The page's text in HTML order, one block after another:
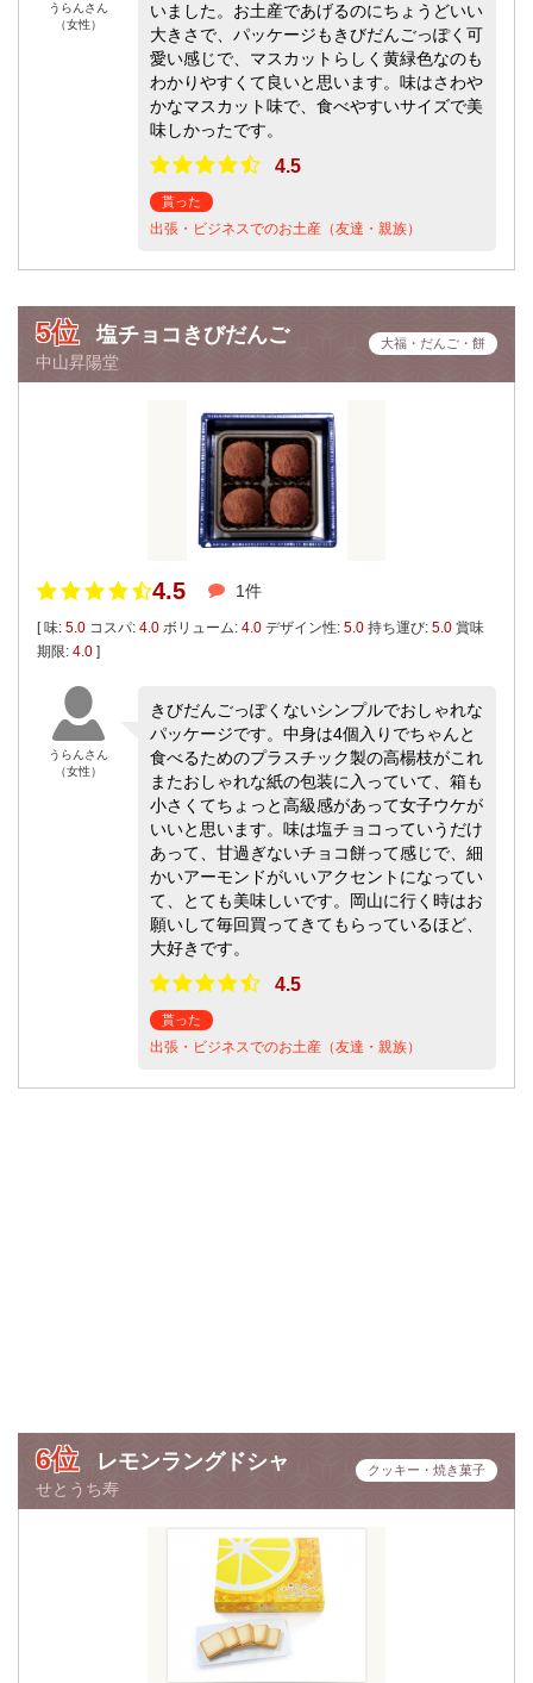
うらんさん
（女性）
いました。お土産であげるのにちょうどいい
大きさで、パッケージもきびだんごっぽく可
愛い感じで、マスカットらしく黄緑色なのも
わかりやすくて良いと思います。味はさわや
かなマスカット味で、食べやすいサイズで美
味しかったです。
4.5
貰った
出張・ビジネスでのお土産（友達・親族）
5位 塩チョコきびだんご
中山昇陽堂
大福・だんご・餅
4.5 1件
[ 味: 5.0 コスパ: 4.0 ボリューム: 4.0 デザイン性: 5.0 持ち運び: 5.0 賞味
期限: 4.0 ]
うらんさん
（女性）
きびだんごっぽくないシンプルでおしゃれな
パッケージです。中身は4個入りでちゃんと
食べるためのプラスチック製の高楊枝がこれ
またおしゃれな紙の包装に入っていて、箱も
小さくてちょっと高級感があって女子ウケが
いいと思います。味は塩チョコっていうだけ
あって、甘過ぎないチョコ餅って感じで、細
かいアーモンドがいいアクセントになってい
て、とても美味しいです。岡山に行く時はお
願いして毎回買ってきてもらっているほど、
大好きです。
4.5
貰った
出張・ビジネスでのお土産（友達・親族）
6位 レモンラングドシャ
せとうち寿
クッキー・焼き菓子